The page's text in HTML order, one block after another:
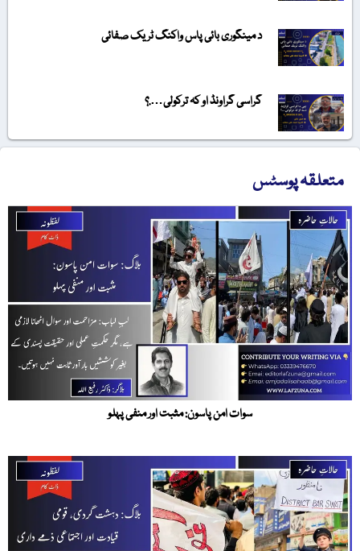
د مینگوری بائی پاس واکنگ ٹریک صفائی
گراسی گراونڈ او کہ ترکولی….؟
پوسٹس
سوات امن پاسون: مثبت اور منفی پہلو